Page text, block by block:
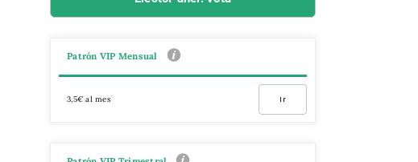
Patrón VIP Mensual
3,5€ al mes Ir